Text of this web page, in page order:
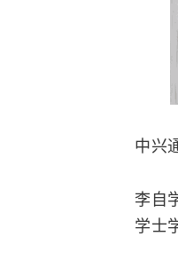
中兴
李自
学士